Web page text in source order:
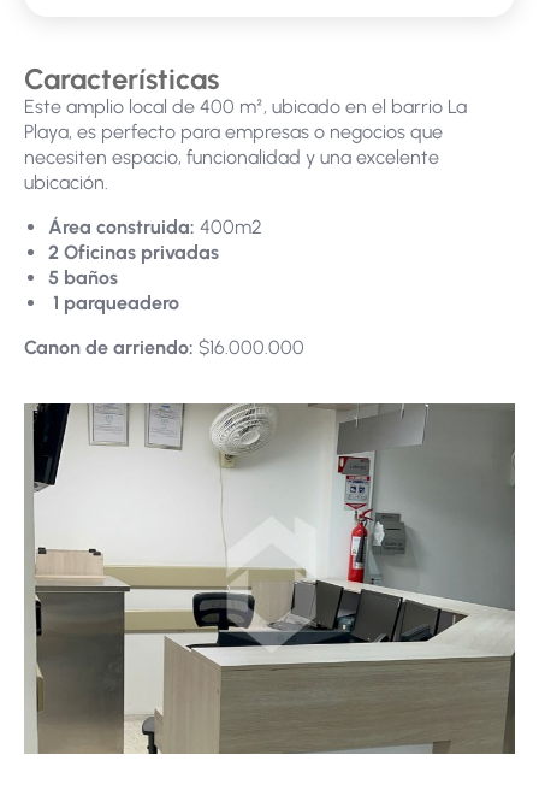
Características
Este amplio local de 400 m², ubicado en el barrio La
Playa, es perfecto para empresas o negocios que
necesiten espacio, funcionalidad y una excelente
ubicación.
Área construida: 400m2
2 Oficinas privadas
5 baños
1 parqueadero
Canon de arriendo: $16.000.000